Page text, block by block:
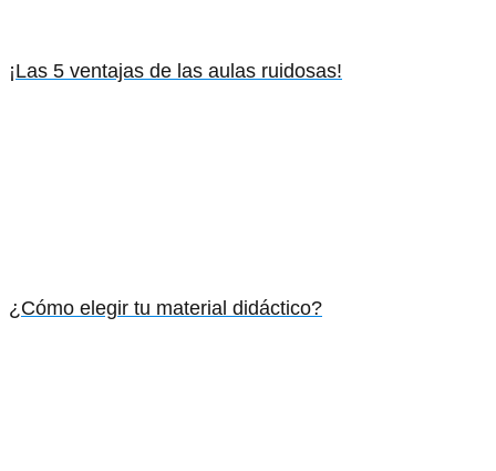
¡Las 5 ventajas de las aulas ruidosas!
¿Cómo elegir tu material didáctico?